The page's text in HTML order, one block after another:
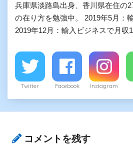
兵庫県淡路島出身、香川県在住の
の在り方を勉強中。 2019年5月：
2019年12月：輸入ビジネスで月収
Twitter Facebook Instagram
コメントを残す